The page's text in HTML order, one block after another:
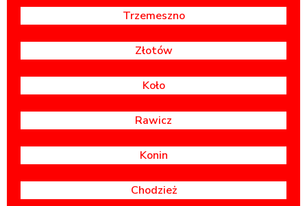
Trzemeszno
Złotów
Koło
Rawicz
Konin
Chodzież